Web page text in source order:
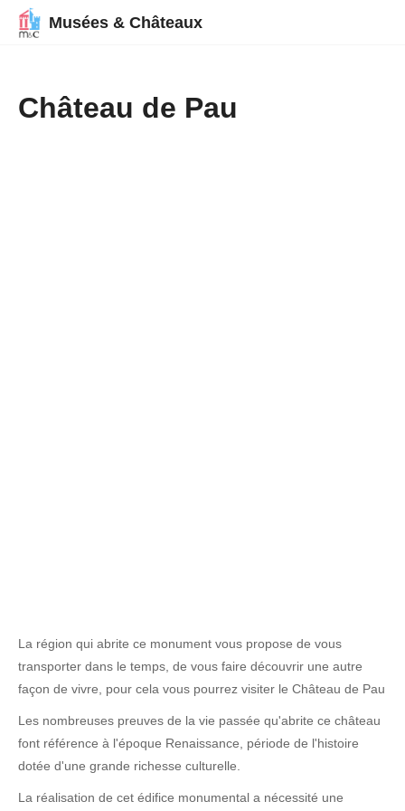
Musées & Châteaux
Château de Pau
La région qui abrite ce monument vous propose de vous
transporter dans le temps, de vous faire découvrir une autre
façon de vivre, pour cela vous pourrez visiter le Château de Pau
Les nombreuses preuves de la vie passée qu'abrite ce château
font référence à l'époque Renaissance, période de l'histoire
dotée d'une grande richesse culturelle.
La réalisation de cet édifice monumental a nécessité une